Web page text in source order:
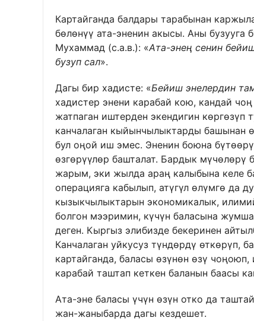
Картайганда балдары тарабынан
бөлөнүү ата-эненин акысы. Аны
Мухаммад (с.а.в.): «Ата-энең сенин
бузуп сал».
Дагы бир хадисте: «Бейиш энелердин
хадистер энени карабай кою, кандай
жатпаган иштерден экендигин
канчалаган кыйынчылыктарды башынан
бул оңой иш эмес. Эненин боюна
өзгөрүүлөр башталат. Бардык мүчөлөрү
жарым, эки жылда араң калыбына келе
операцияга кабылып, атүгүл өлүмгө да
кызыкчылыктарын экономикалык,
болгон мээримин, күчүн баласына
деген. Кыргыз элибизде бекеринен
Канчалаган уйкусуз түндөрдү өткөрүп,
картайганда, баласы өзүнөн өзү
карабай таштап кеткен баланын баасы
Ата-эне баласы үчүн өзүн отко да
жан-жаныбарда дагы кездешет.